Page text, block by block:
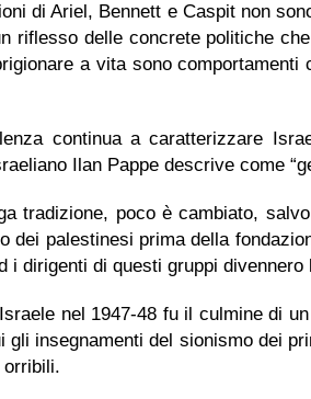
di Ariel, Bennett e Caspit non
riflesso delle concrete politiche
a vita sono
continua a caratterizzare
Ilan Pappe descrive come
tradizione, poco è cambiato,
dei palestinesi prima della
i dirigenti di questi gruppi divennero
nel 1947-48 fu il culmine di
gli insegnamenti del sionismo dei
orribili.